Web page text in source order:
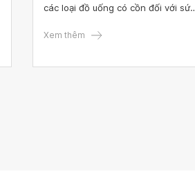
các loại đồ uống có cồn đối với sức
tính hoặc mãn tính. Bên cạnh đó,
Xem thêm